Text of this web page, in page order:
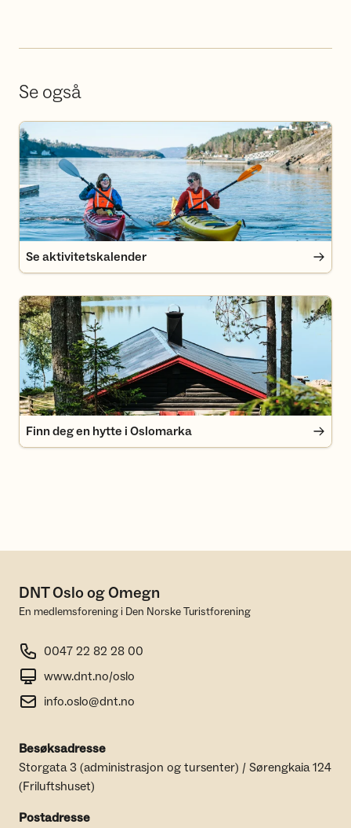
Se også
Se aktivitetskalender
Se aktivitetskalender
Finn deg en hytte i Oslomarka
Finn deg en hytte i Oslomarka
DNT Oslo og Omegn
En medlemsforening i Den Norske Turistforening
0047 22 82 28 00
www.dnt.no/oslo
info.oslo@dnt.no
Besøksadresse
Storgata 3 (administrasjon og tursenter) / Sørengkaia 124
(Friluftshuset)
Postadresse